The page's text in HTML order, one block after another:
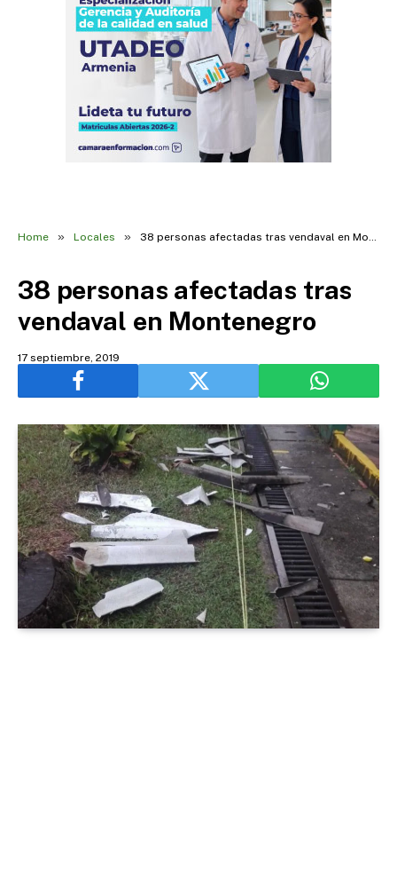
Home » Locales » 38 personas afectadas tras vendaval en Montenegro
38 personas afectadas tras
vendaval en Montenegro
17 septiembre, 2019